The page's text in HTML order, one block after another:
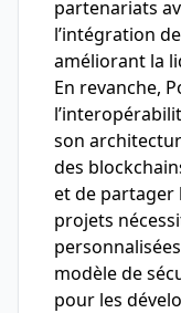
partenariats
l’intégration
améliorant la
En revanche,
son
des
et de partager
projets
modèle de
pour les